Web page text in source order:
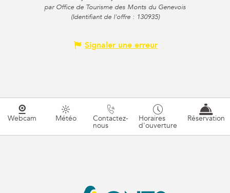
par Office de Tourisme des Monts du Genevois
(Identifiant de l'offre : 130935)
Signaler une erreur
Webcam Météo Contactez-
nous
Horaires
d'ouverture
Réservation